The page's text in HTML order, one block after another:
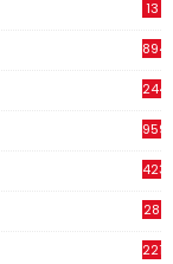
13
894
244
959
423
28
2210